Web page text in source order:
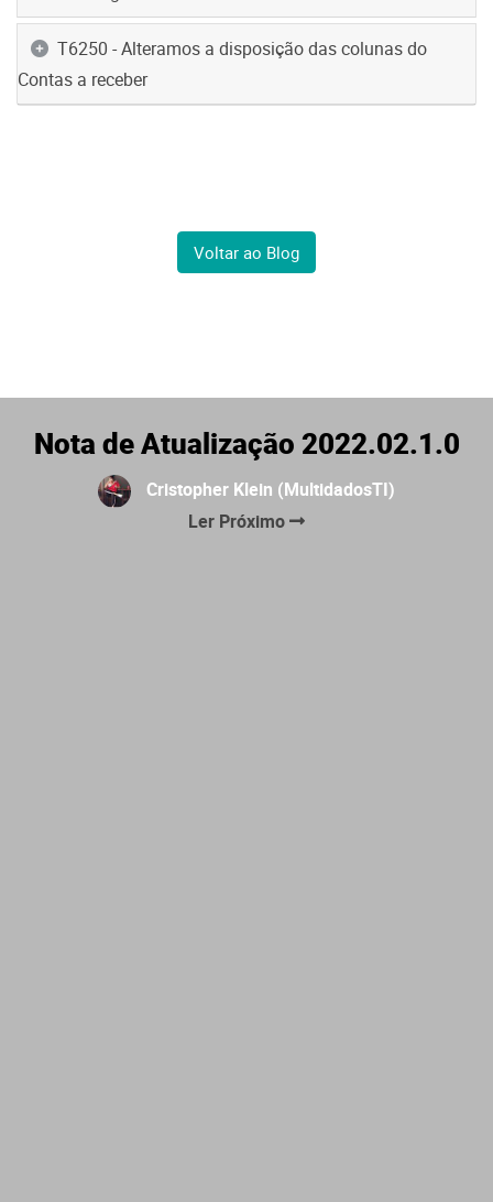
T6250 - Alteramos a disposição das colunas do
Contas a receber
Voltar ao Blog
Nota de Atualização 2022.02.1.0
Cristopher Klein (MultidadosTI)
Ler Próximo